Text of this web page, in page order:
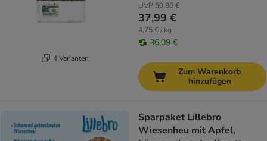
4 Varianten
UVP 50,80 €
37,99 €
4,75 € / kg
36,09 €
Zum Warenkorb
hinzufügen
Sparpaket Lillebro
Wiesenheu mit Apfel,